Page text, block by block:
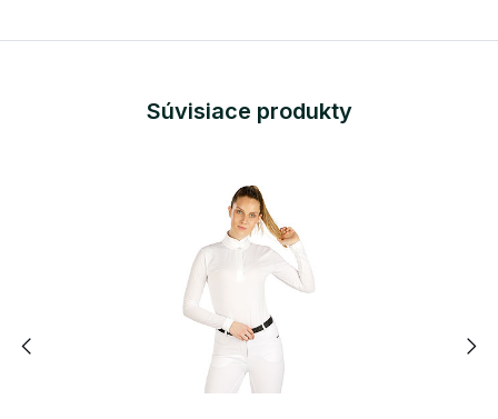
Súvisiace produkty